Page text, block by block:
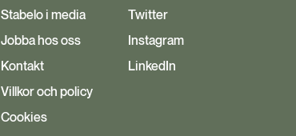
Stabelo i media
Jobba hos oss
Kontakt
Villkor och policy
Cookies
Twitter
Instagram
LinkedIn